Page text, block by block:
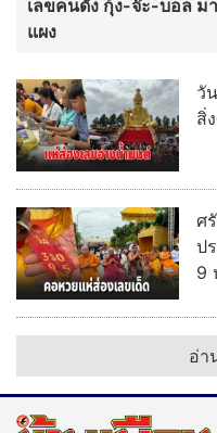
เลขคนดัง กุ้ง-จ๊ะ-บอล ม
แผง
วั
สิ่
ศ
ป
9
อ่า